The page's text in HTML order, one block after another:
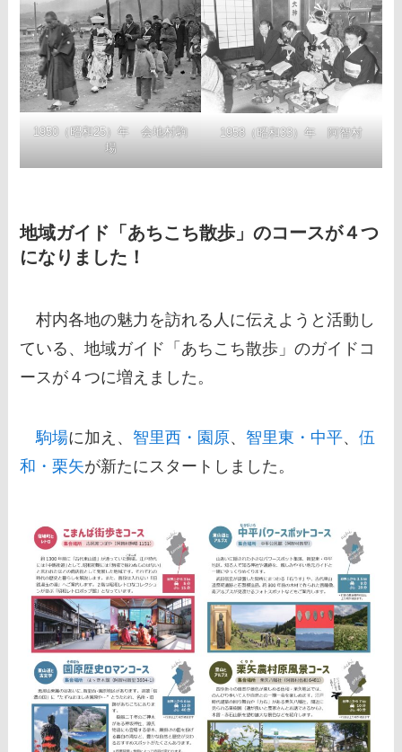
1950（昭和25）年 会地村駒
場
1958（昭和33）年 阿智村
地域ガイド「あちこち散歩」のコースが４つ
になりました！
村内各地の魅力を訪れる人に伝えようと活動し
ている、地域ガイド「あちこち散歩」のガイドコ
ースが４つに増えました。
駒場に加え、 智里西・園原、 智里東・中平、伍
和・栗矢が新たにスタートしました。